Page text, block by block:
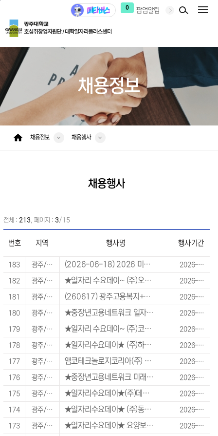
0 팝업알림
채용정보
채용정보 채용행사
채용행사
전체 : 213, 페이지 : 3/15
번호 지역 행사명 행사기간
183 광주/전라/제주 지역 (2026-06-18) 2026 미니 취업 박람회 2026-06-18 ~ 2026-06-18
182 광주/전라/제주 지역 ★일자리 수요데이~ (주)오디텍 2026-06-18 ~ 2026-06-18
181 광주/전라/제주 지역 (260617) 광주고용복지+센터 일자리수요데이(쿠팡풀필먼트서비스 유한회사) 2026-06-17 ~ 2026-06-17
180 광주/전라/제주 지역 ★중장년고용네트워크 일자리수요데이 2026-06-17 ~ 2026-06-17
179 광주/전라/제주 지역 ★일자리 수요데이~ (주)코비코테크 2026-06-12 ~ 2026-06-12
178 광주/전라/제주 지역 ★일자리수요데이★ (주)하림정읍공장 면접 행사(생산직, OP) 2026-06-10 ~ 2026-06-10
177 광주/전라/제주 지역 앰코테크놀로지코리아(주) 광주사업장 채용설명회 및 컨설팅(순천지역 참여자 모집) 2026-06-09 ~ 2026-06-09
176 광주/전라/제주 지역 ★중장년고용네트워크 미래모빌리티 일자리수요데이 2026-06-05 ~ 2026-06-05
175 광주/전라/제주 지역 ★일자리수요데이★(주)데크카본 2026-06-04 ~ 2026-06-04
174 광주/전라/제주 지역 ★일자리수요데이★ (주)동원에프앤비 정읍공장 생산직 모집 2026-05-29 ~ 2026-05-29
173 광주/전라/제주 지역 ★일자리수요데이★ 요양보호사 만남의날 (간호조무사, 조리원 포함) 2026-05-28 ~ 2026-05-28